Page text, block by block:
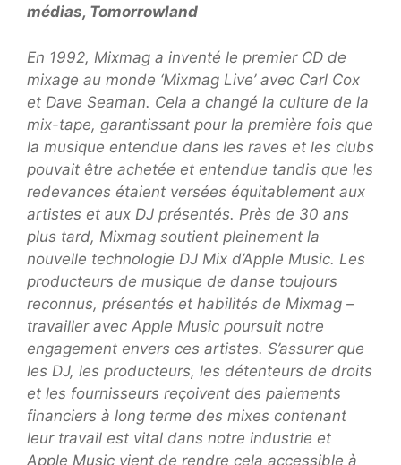
médias, Tomorrowland
En 1992, Mixmag a inventé le premier CD de
mixage au monde ‘Mixmag Live’ avec Carl Cox
et Dave Seaman. Cela a changé la culture de la
mix-tape, garantissant pour la première fois que
la musique entendue dans les raves et les clubs
pouvait être achetée et entendue tandis que les
redevances étaient versées équitablement aux
artistes et aux DJ présentés. Près de 30 ans
plus tard, Mixmag soutient pleinement la
nouvelle technologie DJ Mix d’Apple Music. Les
producteurs de musique de danse toujours
reconnus, présentés et habilités de Mixmag –
travailler avec Apple Music poursuit notre
engagement envers ces artistes. S’assurer que
les DJ, les producteurs, les détenteurs de droits
et les fournisseurs reçoivent des paiements
financiers à long terme des mixes contenant
leur travail est vital dans notre industrie et
Apple Music vient de rendre cela accessible à